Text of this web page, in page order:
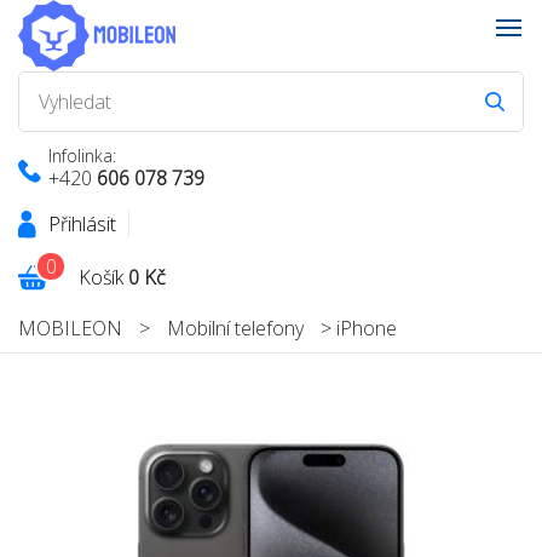
Infolinka:
+420 606 078 739
Přihlásit
Košík0 Kč
0
MOBILEON > Mobilní telefony > iPhone